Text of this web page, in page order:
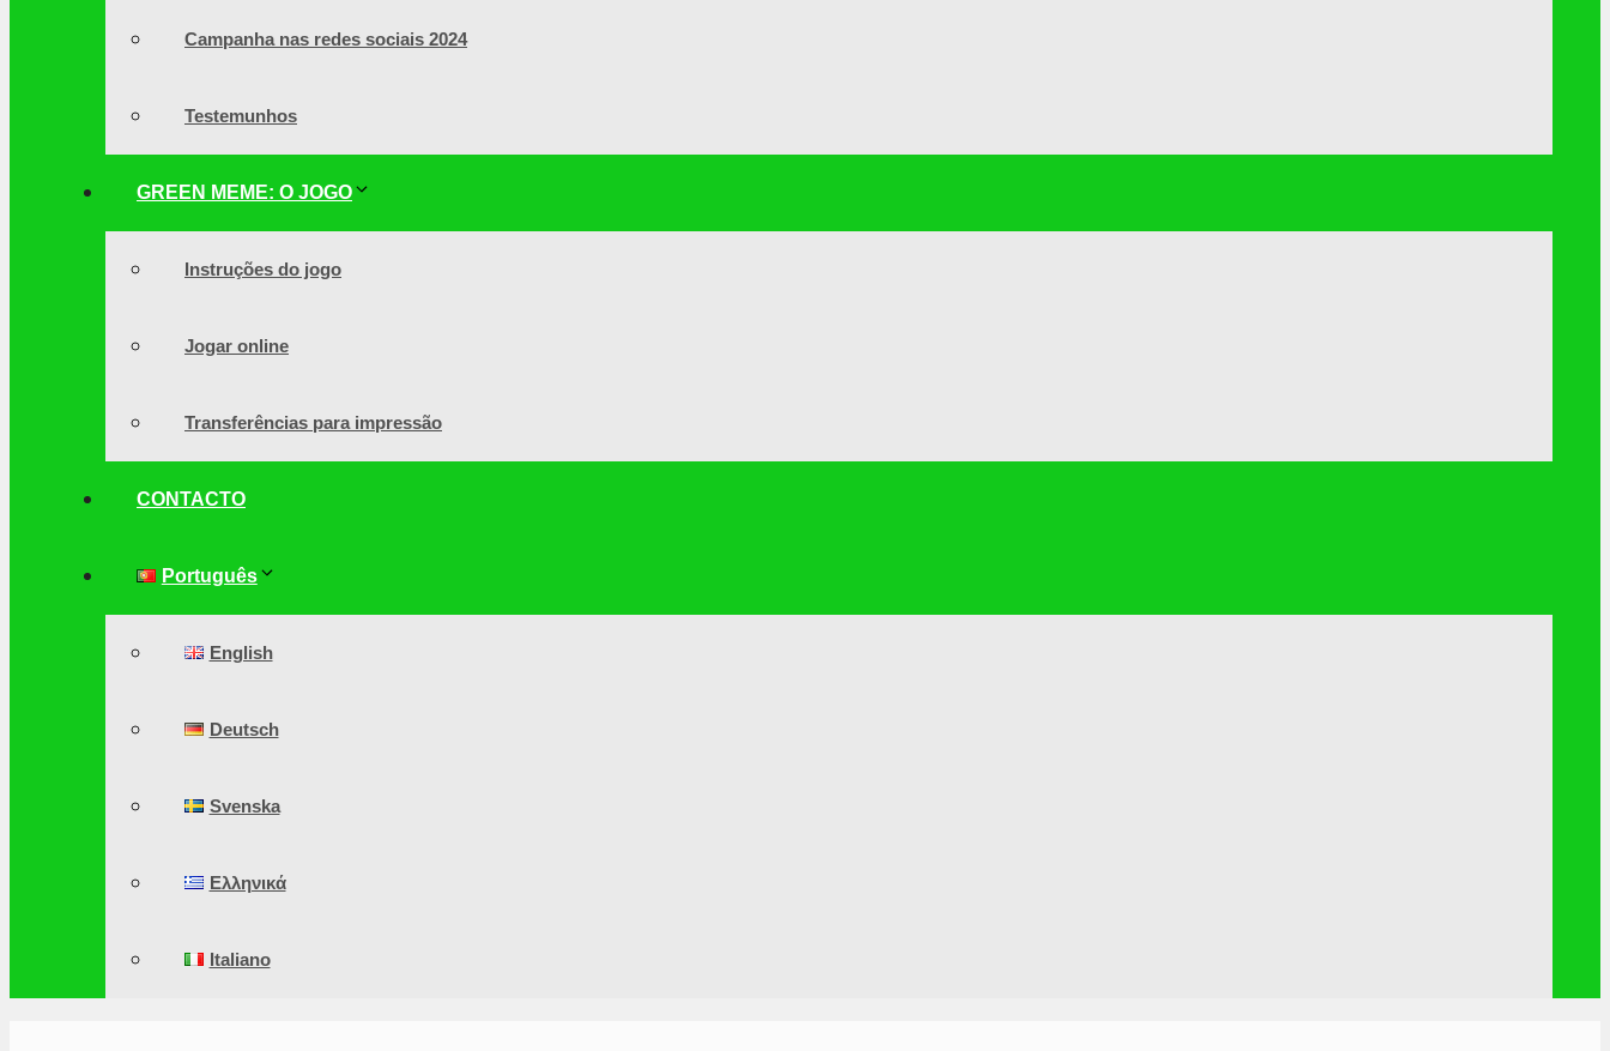
Campanha nas redes sociais 2024
Testemunhos
GREEN MEME: O JOGO
Instruções do jogo
Jogar online
Transferências para impressão
CONTACTO
Português
English
Deutsch
Svenska
Ελληνικά
Italiano